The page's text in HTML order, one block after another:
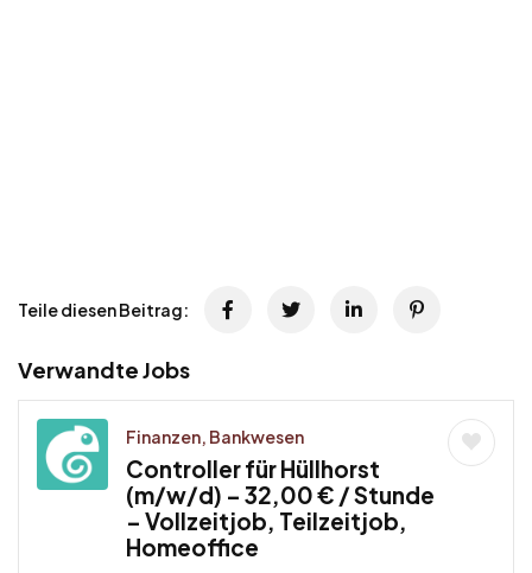
Teile diesen Beitrag:
Verwandte Jobs
Finanzen, Bankwesen
Controller für Hüllhorst
(m/w/d) – 32,00 € / Stunde
– Vollzeitjob, Teilzeitjob,
Homeoffice